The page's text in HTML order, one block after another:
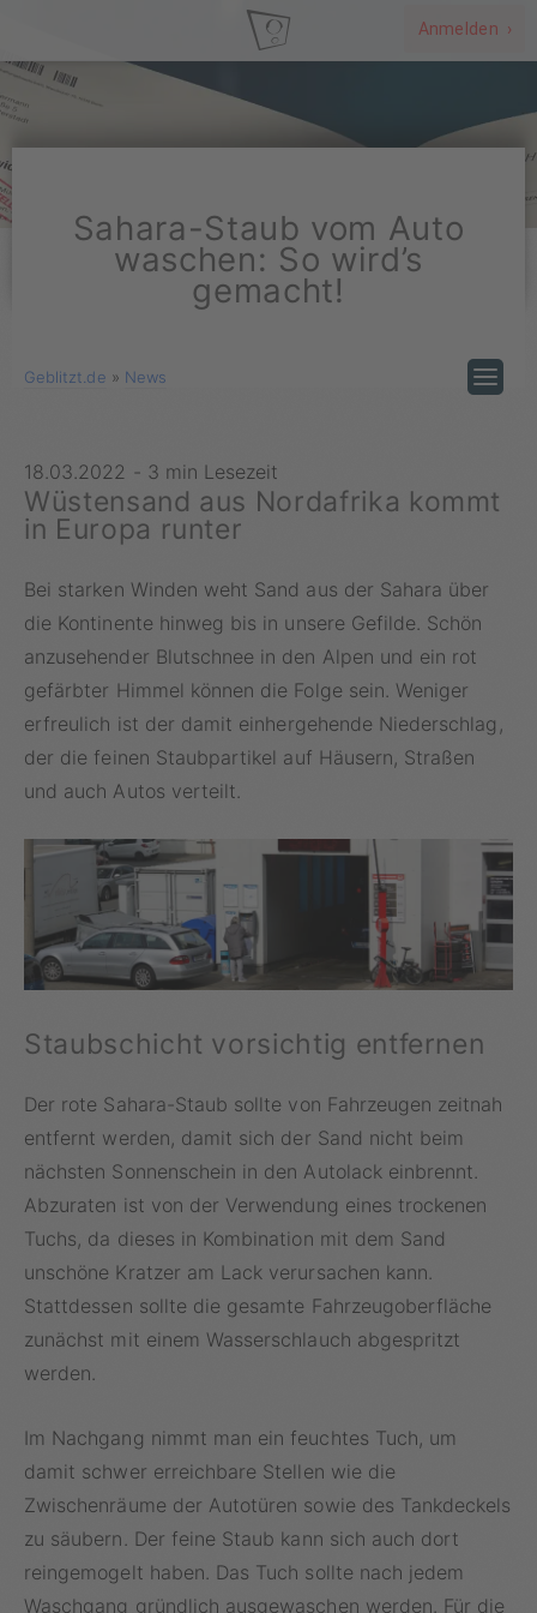
Anmelden ›
Sahara-Staub vom Auto
waschen: So wird’s
gemacht!
Geblitzt.de » News
18.03.2022 - 3 min Lesezeit
Wüstensand aus Nordafrika kommt
in Europa runter
Bei starken Winden weht Sand aus der Sahara über
die Kontinente hinweg bis in unsere Gefilde. Schön
anzusehender Blutschnee in den Alpen und ein rot
gefärbter Himmel können die Folge sein. Weniger
erfreulich ist der damit einhergehende Niederschlag,
der die feinen Staubpartikel auf Häusern, Straßen
und auch Autos verteilt.
Staubschicht vorsichtig entfernen
Der rote Sahara-Staub sollte von Fahrzeugen zeitnah
entfernt werden, damit sich der Sand nicht beim
nächsten Sonnenschein in den Autolack einbrennt.
Abzuraten ist von der Verwendung eines trockenen
Tuchs, da dieses in Kombination mit dem Sand
unschöne Kratzer am Lack verursachen kann.
Stattdessen sollte die gesamte Fahrzeugoberfläche
zunächst mit einem Wasserschlauch abgespritzt
werden.
Im Nachgang nimmt man ein feuchtes Tuch, um
damit schwer erreichbare Stellen wie die
Zwischenräume der Autotüren sowie des Tankdeckels
zu säubern. Der feine Staub kann sich auch dort
reingemogelt haben. Das Tuch sollte nach jedem
Waschgang gründlich ausgewaschen werden. Für die